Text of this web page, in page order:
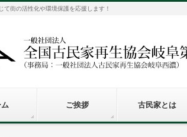
て街の活性化や環境保護を応援します！
ご挨拶 古民家とは